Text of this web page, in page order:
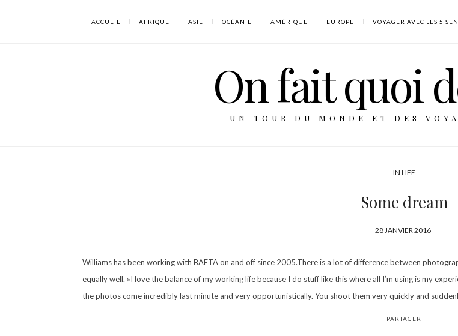
ACCUEIL AFRIQUE ASIE OCÉANIE AMÉRIQUE EUROPE VOYAGER AVEC LES 5
On fait quoi
UN TOUR DU MONDE ET DES
IN LIFE
Some dream
P
B
L
I
28 JANVIER 2016
Williams has been working with BAFTA on and off since 2005.There is a lot of difference between
equally well. »I love the balance of my working life because I do stuff like this where all I’m using is my
the photos come incredibly last minute and very opportunistically. You shoot them very quickly and
PARTAGER